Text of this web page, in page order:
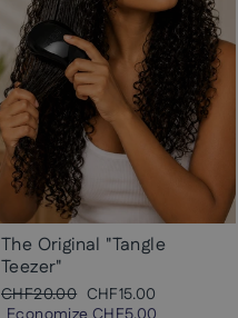
The Original "Tangle
Teezer"
Preço
normal
CHF20.00 Preço
promocional
CHF15.00